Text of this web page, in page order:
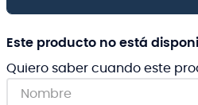
Este producto no está
Quiero saber cuando este